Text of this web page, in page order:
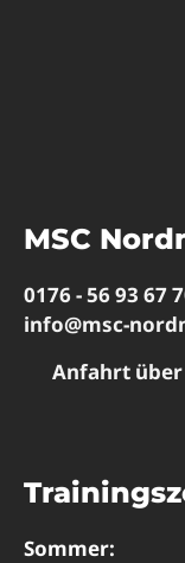
MSC
0176 - 56 93 67
info@msc-
Anfahrt über
Sommer: